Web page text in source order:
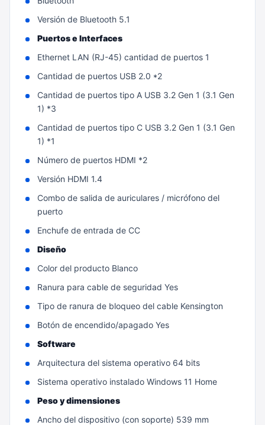
Versión de Bluetooth 5.1
Puertos e Interfaces
Ethernet LAN (RJ-45) cantidad de puertos 1
Cantidad de puertos USB 2.0 *2
Cantidad de puertos tipo A USB 3.2 Gen 1 (3.1 Gen
1) *3
Cantidad de puertos tipo C USB 3.2 Gen 1 (3.1 Gen
1) *1
Número de puertos HDMI *2
Versión HDMI 1.4
Combo de salida de auriculares / micrófono del
puerto
Enchufe de entrada de CC
Diseño
Color del producto Blanco
Ranura para cable de seguridad Yes
Tipo de ranura de bloqueo del cable Kensington
Botón de encendido/apagado Yes
Software
Arquitectura del sistema operativo 64 bits
Sistema operativo instalado Windows 11 Home
Peso y dimensiones
Ancho del dispositivo (con soporte) 539 mm